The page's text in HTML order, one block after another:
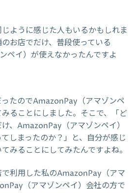
ように感じた人もいるかもしれま
お店でだけ、普段使っている
ペイ）が使えなかったんですよ
たのでAmazonPay（アマゾンペ
ることにしました。そこで、「ど
、AmazonPay（アマゾンペイ）
しまったのか？」と、自分が感じ
みることにしてみたんですよね。
利用した私のAmazonPay（アマ
（アマゾンペイ）会社の方で